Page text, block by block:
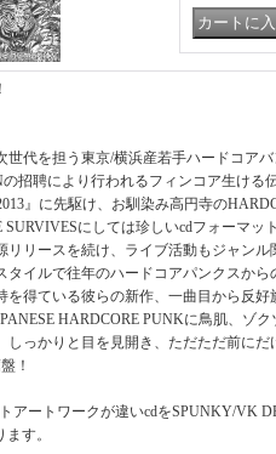
世代を担う東京/横浜産若手ハードコア
招聘により行われるフィンコア生ける
』に先駆け、お馴染み高円寺の
SURVIVESにしては珍しいcdフォーマッ
リリースを続け、ライブ活動もジャン
タイルで往年のハードコアパンクスか
を得ている彼らの新作、一曲目から反
HARDCORE PUNKに鳥肌、ゾ
しっかりと目を見開き、ただただ前に
！
アートワークが違いcdをSPUNKY/VK
す。